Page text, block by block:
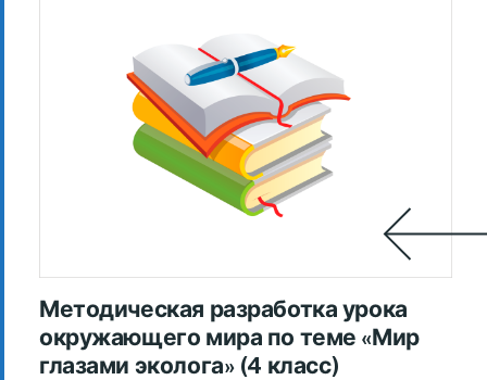
Методическая разработка урока
окружающего мира по теме «Мир
глазами эколога» (4 класс)